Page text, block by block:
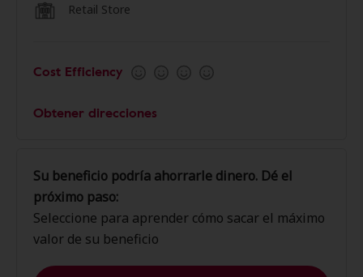
Retail Store
Cost Efficiency
Obtener direcciones
Su beneficio podría ahorrarle dinero. Dé el
próximo paso:
Seleccione para aprender cómo sacar el máximo
valor de su beneficio